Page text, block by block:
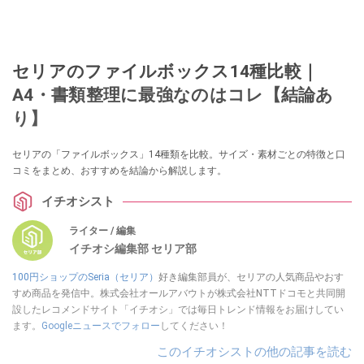
セリアのファイルボックス14種比較｜
A4・書類整理に最強なのはコレ【結論あ
り】
セリアの「ファイルボックス」14種類を比較。サイズ・素材ごとの特徴と口
コミをまとめ、おすすめを結論から解説します。
イチオシスト
ライター / 編集
イチオシ編集部 セリア部
100円ショップのSeria（セリア） 好き編集部員が、セリアの人気商品やおす
すめ商品を発信中。株式会社オールアバウトが株式会社NTTドコモと共同開
設したレコメンドサイト「イチオシ」では毎日トレンド情報をお届けしてい
ます。 Googleニュースでフォロー してください！
このイチオシストの他の記事を読む